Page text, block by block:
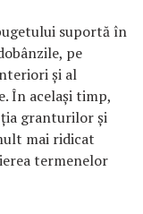
suportă în
pe
și al
În același timp,
granturilor și
mai ridicat
termenelor